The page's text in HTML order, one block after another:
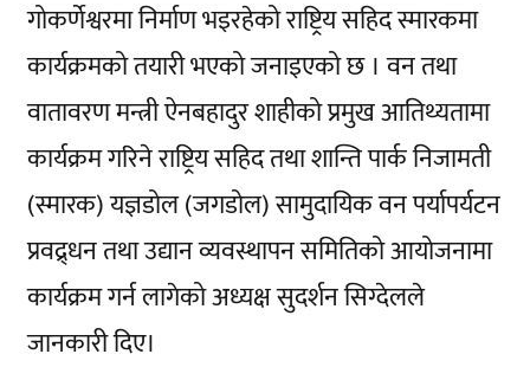
गोकर्णेश्वरमा निर्माण भइरहेको राष्ट्रिय सहिद स्मारकमा
कार्यक्रमको तयारी भएको जनाइएको छ । वन तथा
वातावरण मन्त्री ऐनबहादुर शाहीको प्रमुख आतिथ्यतामा
कार्यक्रम गरिने राष्ट्रिय सहिद तथा शान्ति पार्क निजामती
(स्मारक) यज्ञडोल (जगडोल) सामुदायिक वन पर्यापर्यटन
प्रवद्र्धन तथा उद्यान व्यवस्थापन समितिको आयोजनामा
कार्यक्रम गर्न लागेको अध्यक्ष सुदर्शन सिग्देलले
जानकारी दिए।